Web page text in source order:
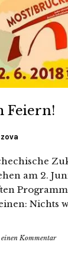
Feiern!
am 2.
Nichts
einen Kommentar